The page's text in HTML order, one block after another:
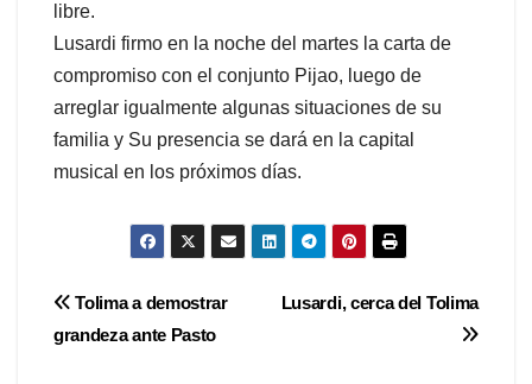
libre.
Lusardi firmo en la noche del martes la carta de
compromiso con el conjunto Pijao, luego de
arreglar igualmente algunas situaciones de su
familia y Su presencia se dará en la capital
musical en los próximos días.
Navegación
de
Lusardi, cerca del Tolima
Tolima a demostrar
grandeza ante Pasto